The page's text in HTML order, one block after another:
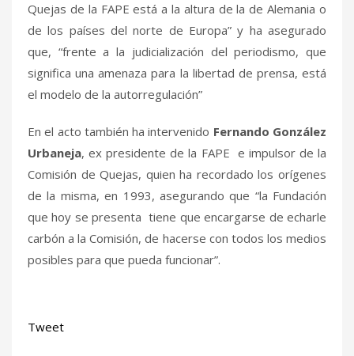
Quejas de la FAPE está a la altura de la de Alemania o
de los países del norte de Europa” y ha asegurado
que, “frente a la judicialización del periodismo, que
significa una amenaza para la libertad de prensa, está
el modelo de la autorregulación”
En el acto también ha intervenido Fernando González
Urbaneja, ex presidente de la FAPE e impulsor de la
Comisión de Quejas, quien ha recordado los orígenes
de la misma, en 1993, asegurando que “la Fundación
que hoy se presenta tiene que encargarse de echarle
carbón a la Comisión, de hacerse con todos los medios
posibles para que pueda funcionar”.
Tweet